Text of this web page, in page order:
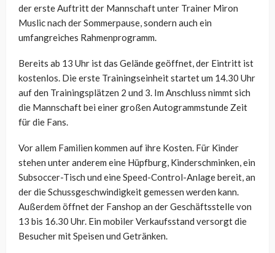
der erste Auftritt der Mannschaft unter Trainer Miron
Muslic nach der Sommerpause, sondern auch ein
umfangreiches Rahmenprogramm.
Bereits ab 13 Uhr ist das Gelände geöffnet, der Eintritt ist
kostenlos. Die erste Trainingseinheit startet um 14.30 Uhr
auf den Trainingsplätzen 2 und 3. Im Anschluss nimmt sich
die Mannschaft bei einer großen Autogrammstunde Zeit
für die Fans.
Vor allem Familien kommen auf ihre Kosten. Für Kinder
stehen unter anderem eine Hüpfburg, Kinderschminken, ein
Subsoccer-Tisch und eine Speed-Control-Anlage bereit, an
der die Schussgeschwindigkeit gemessen werden kann.
Außerdem öffnet der Fanshop an der Geschäftsstelle von
13 bis 16.30 Uhr. Ein mobiler Verkaufsstand versorgt die
Besucher mit Speisen und Getränken.